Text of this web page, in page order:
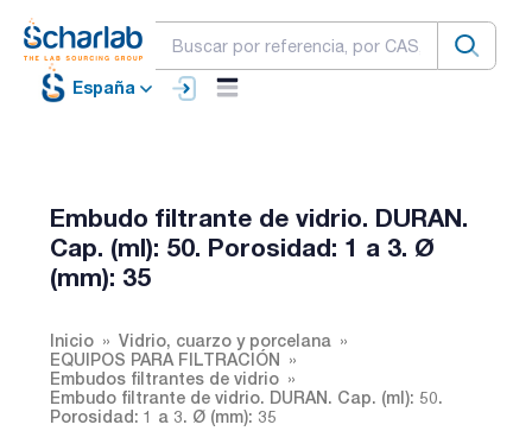
España
Embudo filtrante de vidrio. DURAN.
Cap. (ml): 50. Porosidad: 1 a 3. Ø
(mm): 35
Inicio
Vidrio, cuarzo y porcelana
EQUIPOS PARA FILTRACIÓN
Embudos filtrantes de vidrio
Embudo filtrante de vidrio. DURAN. Cap. (ml): 50.
Porosidad: 1 a 3. Ø (mm): 35